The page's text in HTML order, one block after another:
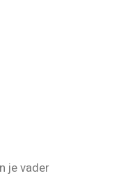
je vader